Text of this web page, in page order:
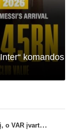
komandos
Brazilijoje įvartį šventęs žaidėjas įkrito į tunelį, o VAR įvartį atšaukė